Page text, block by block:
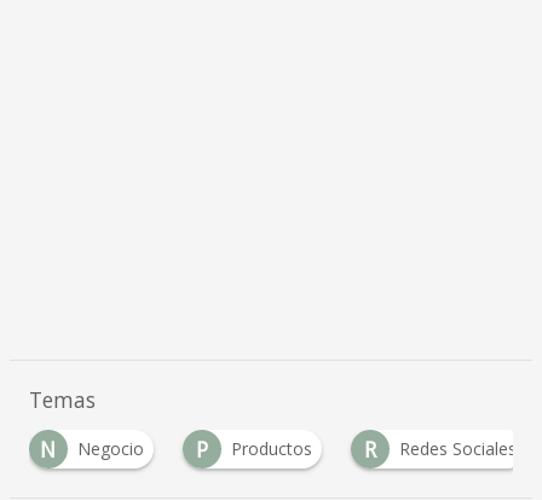
Temas
N
Negocio P Productos R Redes Sociales